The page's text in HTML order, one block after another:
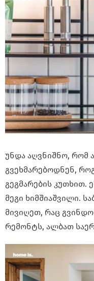
უნდა აღვნიშნო, რომ
გვეხმარებოდნენ,
გეგმარების კუთხით.
მეგი ხიმშიაშვილი.
მივიღეთ, რაც
რემონტს, ალბათ